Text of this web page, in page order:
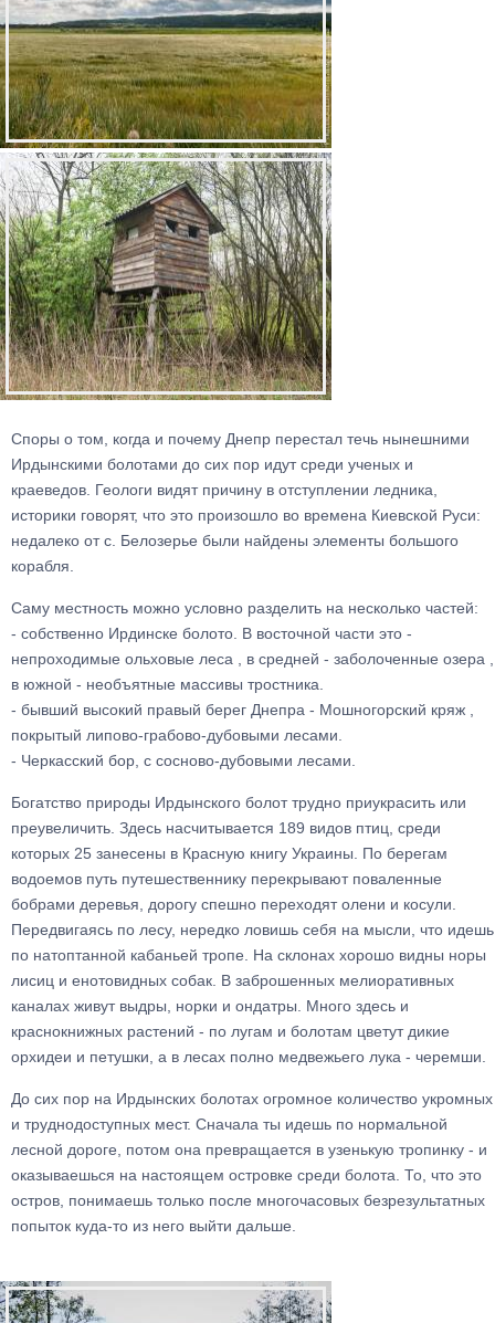
Споры о том, когда и почему Днепр перестал течь нынешними
Ирдынскими болотами до сих пор идут среди ученых и
краеведов. Геологи видят причину в отступлении ледника,
историки говорят, что это произошло во времена Киевской Руси:
недалеко от с. Белозерье были найдены элементы большого
корабля.
Саму местность можно условно разделить на несколько частей:
- собственно Ирдинске болото. В восточной части это -
непроходимые ольховые леса , в средней - заболоченные озера ,
в южной - необъятные массивы тростника.
- бывший высокий правый берег Днепра - Мошногорский кряж ,
покрытый липово-грабово-дубовыми лесами.
- Черкасский бор, с сосново-дубовыми лесами.
Богатство природы Ирдынского болот трудно приукрасить или
преувеличить. Здесь насчитывается 189 видов птиц, среди
которых 25 занесены в Красную книгу Украины. По берегам
водоемов путь путешественнику перекрывают поваленные
бобрами деревья, дорогу спешно переходят олени и косули.
Передвигаясь по лесу, нередко ловишь себя на мысли, что идешь
по натоптанной кабаньей тропе. На склонах хорошо видны норы
лисиц и енотовидных собак. В заброшенных мелиоративных
каналах живут выдры, норки и ондатры. Много здесь и
краснокнижных растений - по лугам и болотам цветут дикие
орхидеи и петушки, а в лесах полно медвежьего лука - черемши.
До сих пор на Ирдынских болотах огромное количество укромных
и труднодоступных мест. Сначала ты идешь по нормальной
лесной дороге, потом она превращается в узенькую тропинку - и
оказываешься на настоящем островке среди болота. То, что это
остров, понимаешь только после многочасовых безрезультатных
попыток куда-то из него выйти дальше.